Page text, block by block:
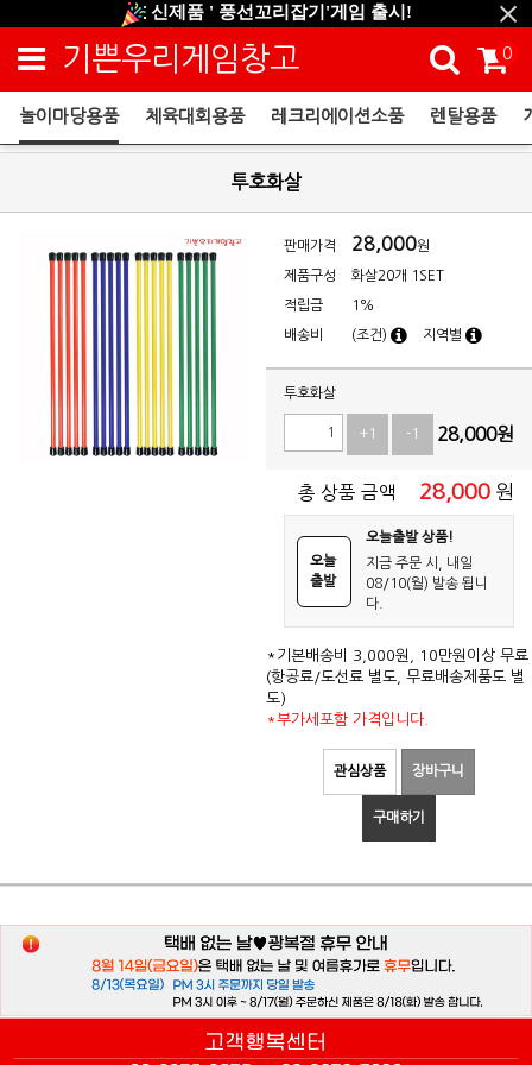
신제품 ' 풍선꼬리잡기'게임 출시!
신규회원 HAPPY EVENT 적립금 5,000원 증정
❤ 신제품 ' 컬링&볼링 ' 출시! ❤
기쁜우리게임창고 0
놀이마당용품 체육대회용품 레크리에이션소품 렌탈용품
투호화살
판매가격 28,000원
제품구성 화살20개 1SET
적립금 1%
배송비 (조건) 지역별
투호화살
+1 -1 28,000원
총 상품 금액 28,000 원
오늘
출발
오늘출발 상품!
지금 주문 시, 내일
08/10(월) 발송 됩니
다.
*기본배송비 3,000원, 10만원이상 무료
(항공료/도선료 별도, 무료배송제품도 별
도)
*부가세포함 가격입니다.
관심상품 장바구니
구매하기